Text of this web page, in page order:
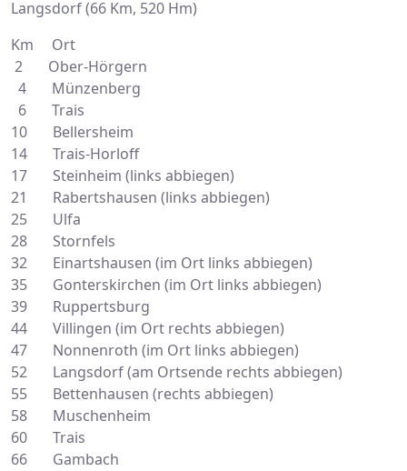
Langsdorf (66 Km, 520 Hm)
Km Ort
2 Ober-Hörgern
4 Münzenberg
6 Trais
10 Bellersheim
14 Trais-Horloff
17 Steinheim (links abbiegen)
21 Rabertshausen (links abbiegen)
25 Ulfa
28 Stornfels
32 Einartshausen (im Ort links abbiegen)
35 Gonterskirchen (im Ort links abbiegen)
39 Ruppertsburg
44 Villingen (im Ort rechts abbiegen)
47 Nonnenroth (im Ort links abbiegen)
52 Langsdorf (am Ortsende rechts abbiegen)
55 Bettenhausen (rechts abbiegen)
58 Muschenheim
60 Trais
66 Gambach